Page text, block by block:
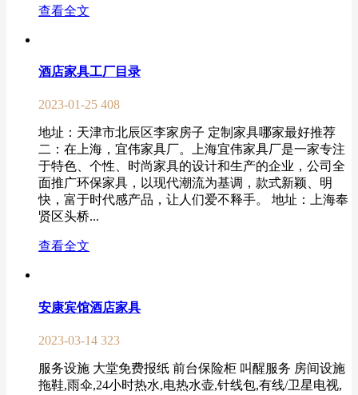
查看全文
酒店家具工厂目录
2023-01-25 408
地址：天津市北辰区李家房子 定制家具哪家最好推荐
二：在上海，宜伟家具厂。上海宜伟家具厂是一家专注
于特色、个性、时尚家具的设计和生产的企业，公司全
面推广环保家具，以现代潮流为基调，款式新颖、明
快，富于时代感产品，让人们爱不释手。 地址：上海奉
贤区头桥...
查看全文
安康宾馆酒店家具
2023-03-14 323
服务设施 大堂免费报纸 前台保险柜 叫醒服务 房间设施
拖鞋,雨伞,24小时热水,电热水壶,针线包,有线/卫星电视,